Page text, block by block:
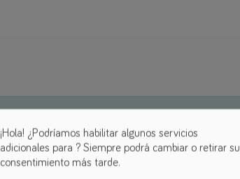
¡Hola! ¿Podríamos habilitar algunos servicios
adicionales para ? Siempre podrá cambiar o retirar su
consentimiento más tarde.